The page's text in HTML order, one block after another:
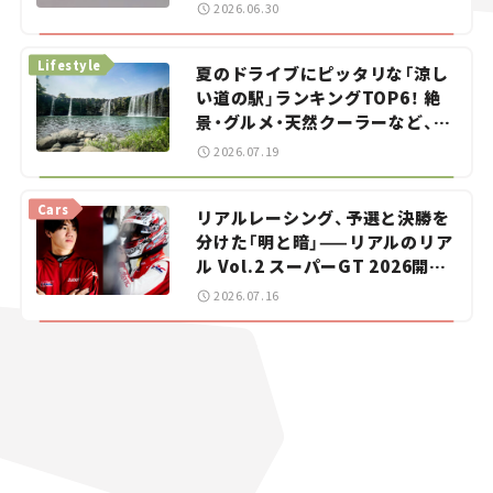
2026.06.30
夏のドライブにピッタリな「涼し
い道の駅」ランキングTOP6！ 絶
景・グルメ・天然クーラーなど、避
暑におすすめのスポットを紹介
Lifestyle
2026.07.19
リアルレーシング、予選と決勝を
分けた「明と暗」——リアルのリア
ル Vol.2 スーパーGT 2026開幕
戦 岡山国際サーキット
Cars
2026.07.16